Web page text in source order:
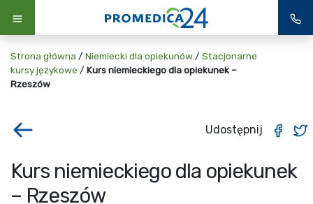
Strona główna / Niemiecki dla opiekunów / Stacjonarne
kursy językowe / Kurs niemieckiego dla opiekunek –
Rzeszów
Udostępnij
Kurs niemieckiego dla opiekunek
– Rzeszów